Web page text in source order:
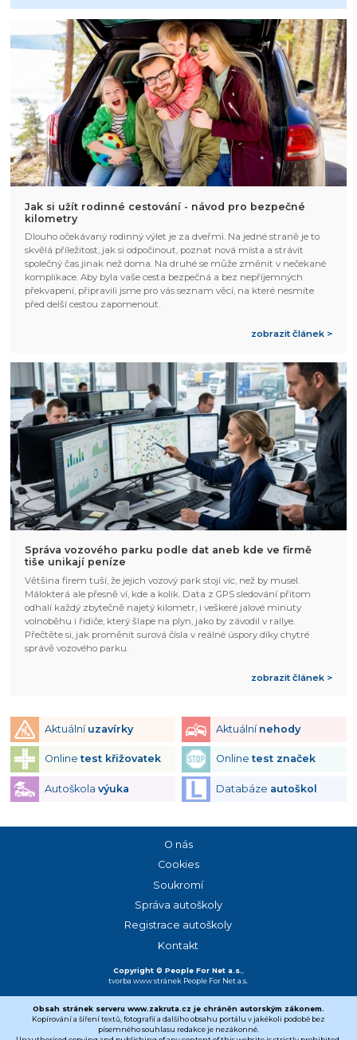
Jak si užít rodinné cestování - návod pro bezpečné
kilometry
Dlouho očekávaný rodinný výlet je za dveřmi. Na jedné straně je to
skvělá příležitost, jak si odpočinout, poznat nová místa a strávit
společný čas jinak než doma. Na druhé se může změnit v nečekané
komplikace. Aby byla vaše cesta bezpečná a bez nepříjemných
překvapení, připravili jsme pro vás seznam věcí, na které nesmíte
před delší cestou zapomenout.
zobrazit článek >
Správa vozového parku podle dat aneb kde ve firmě
tiše unikají peníze
Většina firem tuší, že jejich vozový park stojí víc, než by musel.
Málokterá ale přesně ví, kde a kolik. Data z GPS sledování přitom
odhalí každý zbytečně najetý kilometr, i veškeré jalové minuty
volnoběhu i řidiče, který šlape na plyn, jako by závodil v rallye.
Přečtěte si, jak proměnit surová čísla v reálné úspory díky chytré
správě vozového parku.
zobrazit článek >
Aktuální uzavírky Aktuální nehody
Onlinetest křižovatek Onlinetest značek
Autoškola výuka Databáze autoškol
Copyright © People For Net a.s.
tvorba www stránek People For Net a.s.
O nás
Cookies
Soukromí
Správa autoškoly
Registrace autoškoly
Kontakt
Obsah stránek serveru www.zakruta.cz je chráněn autorským zákonem.
Kopírování a šíření textů, fotografií a dalšího obsahu portálu v jakékoli podobě bez
písemného souhlasu redakce je nezákonné.